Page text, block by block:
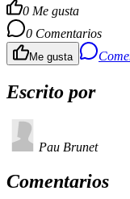
0 Me gusta
0 Comentarios
Me gusta
Escrito por
Pau Brunet
Comentarios